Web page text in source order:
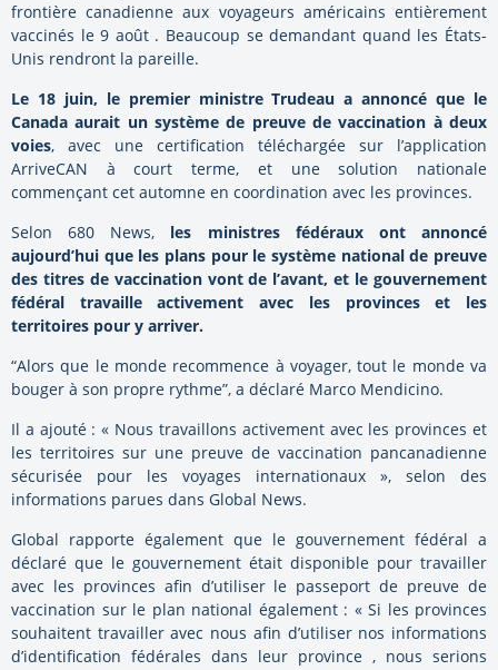
frontière canadienne aux voyageurs américains entièrement
vaccinés le 9 août . Beaucoup se demandant quand les États-
Unis rendront la pareille.
Le 18 juin, le premier ministre Trudeau a annoncé que le
Canada aurait un système de preuve de vaccination à deux
voies, avec une certification téléchargée sur l’application
ArriveCAN à court terme, et une solution nationale
commençant cet automne en coordination avec les provinces.
Selon 680 News, les ministres fédéraux ont annoncé
aujourd’hui que les plans pour le système national de preuve
des titres de vaccination vont de l’avant, et le gouvernement
fédéral travaille activement avec les provinces et les
territoires pour y arriver.
“Alors que le monde recommence à voyager, tout le monde va
bouger à son propre rythme”, a déclaré Marco Mendicino.
Il a ajouté : « Nous travaillons activement avec les provinces et
les territoires sur une preuve de vaccination pancanadienne
sécurisée pour les voyages internationaux », selon des
informations parues dans Global News.
Global rapporte également que le gouvernement fédéral a
déclaré que le gouvernement était disponible pour travailler
avec les provinces afin d’utiliser le passeport de preuve de
vaccination sur le plan national également : « Si les provinces
souhaitent travailler avec nous afin d’utiliser nos informations
d’identification fédérales dans leur province , nous serions